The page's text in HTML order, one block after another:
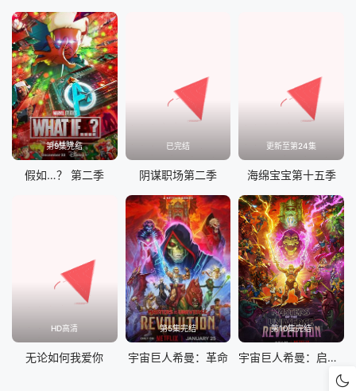
第9集完结
假如…？ 第二季
已完结
阴谋职场第二季
更新至第24集
海绵宝宝第十五季
HD高清
无论如何我爱你
第5集完结
宇宙巨人希曼：革命
第10集完结
宇宙巨人希曼：启示录 第一季